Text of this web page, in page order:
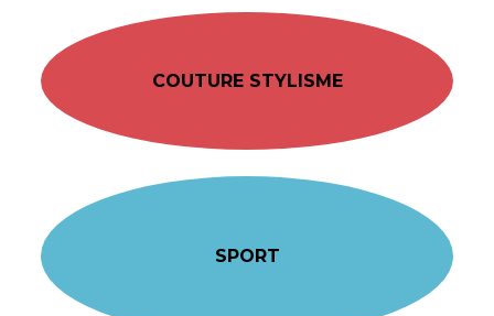
COUTURE STYLISME
SPORT